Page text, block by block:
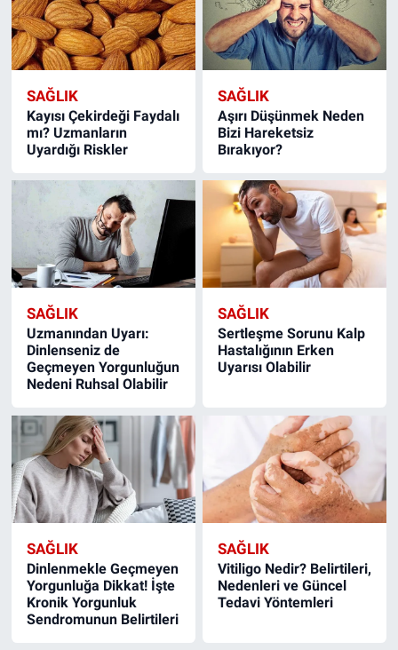
SAĞLIK
Kayısı Çekirdeği Faydalı
mı? Uzmanların
Uyardığı Riskler
SAĞLIK
Aşırı Düşünmek Neden
Bizi Hareketsiz
Bırakıyor?
SAĞLIK
Uzmanından Uyarı:
Dinlenseniz de
Geçmeyen Yorgunluğun
Nedeni Ruhsal Olabilir
SAĞLIK
Sertleşme Sorunu Kalp
Hastalığının Erken
Uyarısı Olabilir
SAĞLIK
Dinlenmekle Geçmeyen
Yorgunluğa Dikkat! İşte
Kronik Yorgunluk
Sendromunun Belirtileri
SAĞLIK
Vitiligo Nedir? Belirtileri,
Nedenleri ve Güncel
Tedavi Yöntemleri